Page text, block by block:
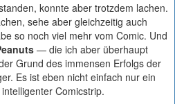
konnte aber trotzdem lachen.
sehe aber gleichzeitig auch
so noch viel mehr vom Comic. Und
— die ich aber überhaupt
Grund des immensen Erfolgs der
Es ist eben nicht einfach nur ein
Comicstrip.